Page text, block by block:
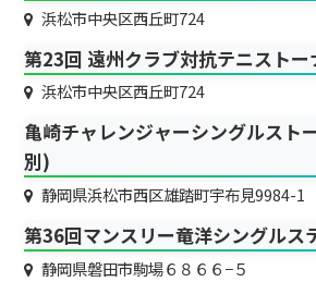
浜松市中央区西丘町724
第23回 遠州クラブ対抗テニストー
浜松市中央区西丘町724
亀崎チャレンジャーシングルスト
別)
静岡県浜松市西区雄踏町宇布見9984-1
第36回マンスリー竜洋シングルス
静岡県磐田市駒場６８６６−５